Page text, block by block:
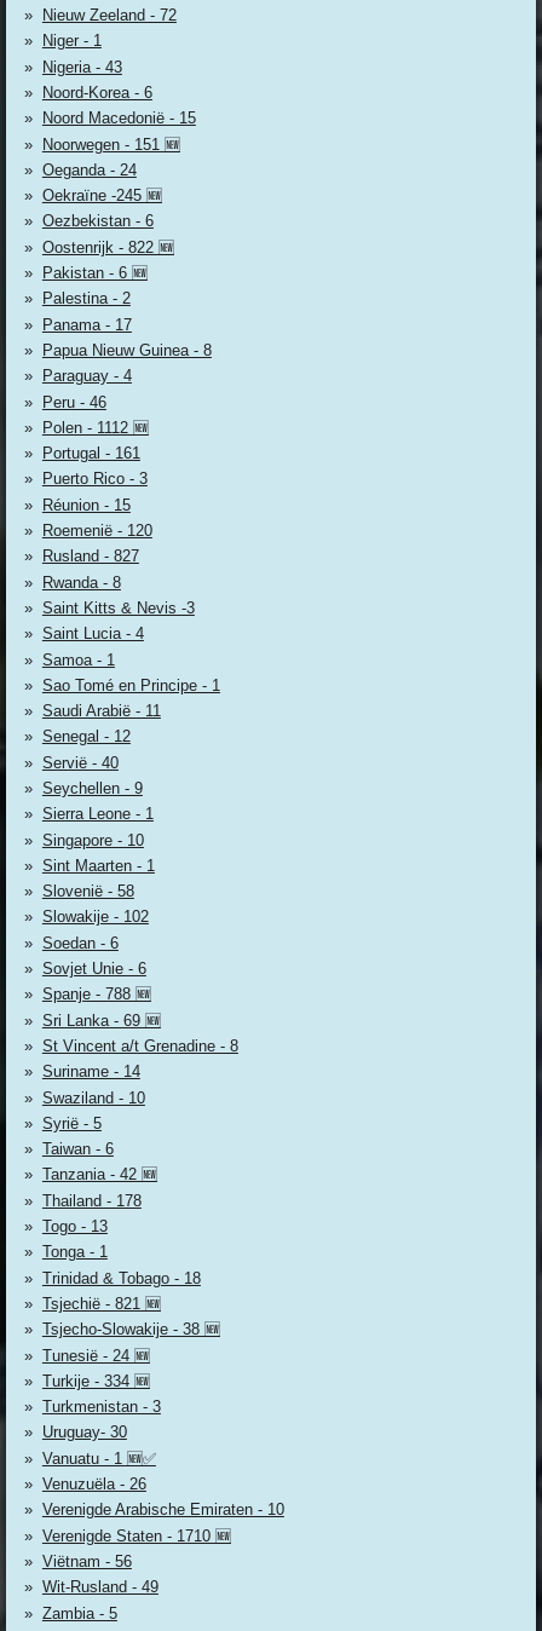
Nieuw Zeeland - 72
Niger - 1
Nigeria - 43
Noord-Korea - 6
Noord Macedonië - 15
Noorwegen - 151 🆕
Oeganda - 24
Oekraïne -245 🆕
Oezbekistan - 6
Oostenrijk - 822 🆕
Pakistan - 6 🆕
Palestina - 2
Panama - 17
Papua Nieuw Guinea - 8
Paraguay - 4
Peru - 46
Polen - 1112 🆕
Portugal - 161
Puerto Rico - 3
Réunion - 15
Roemenië - 120
Rusland - 827
Rwanda - 8
Saint Kitts & Nevis -3
Saint Lucia - 4
Samoa - 1
Sao Tomé en Principe - 1
Saudi Arabië - 11
Senegal - 12
Servië - 40
Seychellen - 9
Sierra Leone - 1
Singapore - 10
Sint Maarten - 1
Slovenië - 58
Slowakije - 102
Soedan - 6
Sovjet Unie - 6
Spanje - 788 🆕
Sri Lanka - 69 🆕
St Vincent a/t Grenadine - 8
Suriname - 14
Swaziland - 10
Syrië - 5
Taiwan - 6
Tanzania - 42 🆕
Thailand - 178
Togo - 13
Tonga - 1
Trinidad & Tobago - 18
Tsjechië - 821 🆕
Tsjecho-Slowakije - 38 🆕
Tunesië - 24 🆕
Turkije - 334 🆕
Turkmenistan - 3
Uruguay- 30
Vanuatu - 1 🆕✅
Venuzuëla - 26
Verenigde Arabische Emiraten - 10
Verenigde Staten - 1710 🆕
Viëtnam - 56
Wit-Rusland - 49
Zambia - 5